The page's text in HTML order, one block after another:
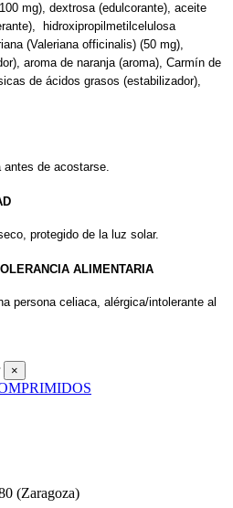
mg), dextrosa (edulcorante), aceite
hidroxipropilmetilcelulosa
(Valeriana officinalis) (50 mg),
aroma de naranja (aroma), Carmín de
de ácidos grasos (estabilizador),
antes de acostarse.
protegido de la luz solar.
ALIMENTARIA
persona celiaca, alérgica/intolerante al
×
(Zaragoza)